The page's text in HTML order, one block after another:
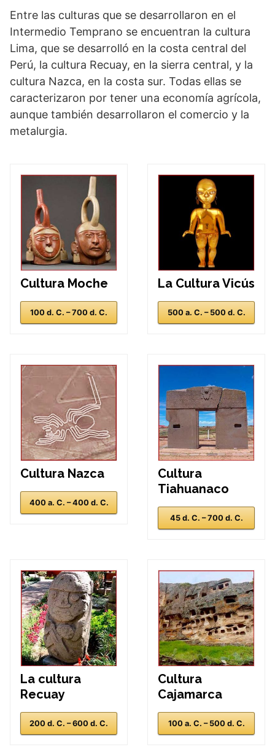
Entre las culturas que se desarrollaron en el
Intermedio Temprano se encuentran la cultura
Lima, que se desarrolló en la costa central del
Perú, la cultura Recuay, en la sierra central, y la
cultura Nazca, en la costa sur. Todas ellas se
caracterizaron por tener una economía agrícola,
aunque también desarrollaron el comercio y la
metalurgia.
Cultura Moche
100 d. C. – 700 d. C.
La Cultura Vicús
500 a. C. – 500 d. C.
Cultura Nazca
400 a. C. – 400 d. C.
Cultura
Tiahuanaco
45 d. C. – 700 d. C.
La cultura
Recuay
200 d. C. – 600 d. C.
Cultura
Cajamarca
100 a. C. – 500 d. C.